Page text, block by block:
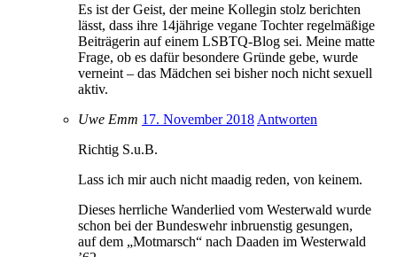
Es ist der Geist, der meine Kollegin stolz berichten
lässt, dass ihre 14jährige vegane Tochter regelmäßige
Beiträgerin auf einem LSBTQ-Blog sei. Meine matte
Frage, ob es dafür besondere Gründe gebe, wurde
verneint – das Mädchen sei bisher noch nicht sexuell
aktiv.
Uwe Emm 17. November 2018 Antworten
Richtig S.u.B.
Lass ich mir auch nicht maadig reden, von keinem.
Dieses herrliche Wanderlied vom Westerwald wurde
schon bei der Bundeswehr inbruenstig gesungen,
auf dem „Motmarsch“ nach Daaden im Westerwald